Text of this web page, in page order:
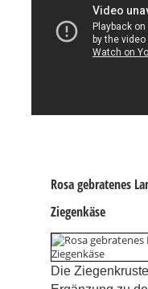
Rosa gebratenes
Ziegenkäse
Die